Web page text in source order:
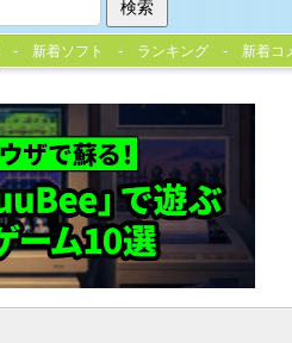
新着ソフト ランキング 新着コ